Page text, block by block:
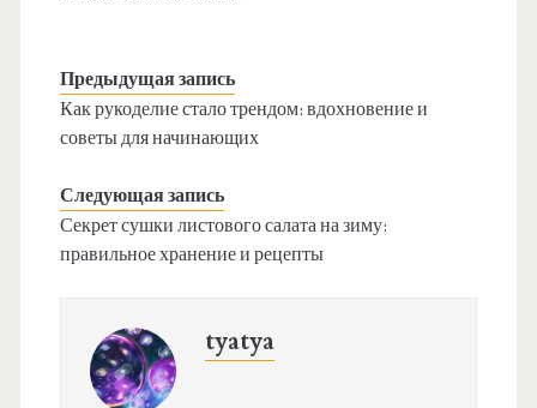
Предыдущая запись
Как рукоделие стало трендом: вдохновение и
советы для начинающих
Следующая запись
Секрет сушки листового салата на зиму:
правильное хранение и рецепты
tyatya